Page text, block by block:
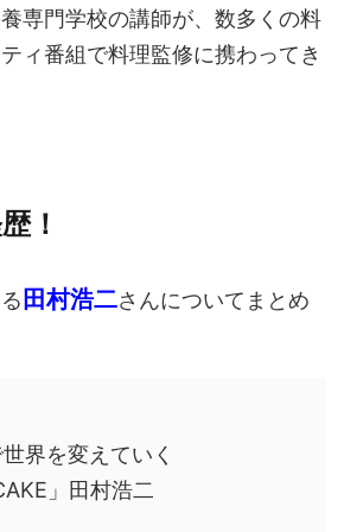
専門学校の講師が、数多くの料
ィ番組で料理監修に携わってき
！
田村浩二さんについてまとめ
界を変えていく
」田村浩二